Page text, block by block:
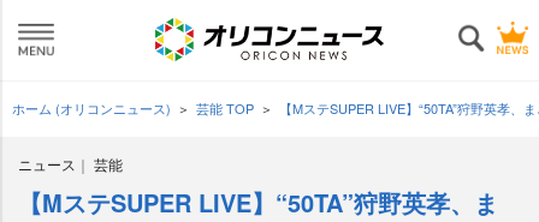
ホーム (オリコンニュース) 芸能 TOP 【MステSUPER LIVE】“50TA”狩野英孝
ニュース 芸能
【MステSUPER LIVE】“50TA”狩野英孝、ま